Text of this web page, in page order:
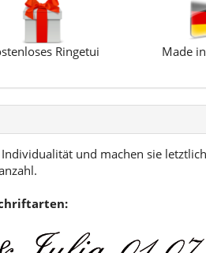
Ringetui Made
und machen sie